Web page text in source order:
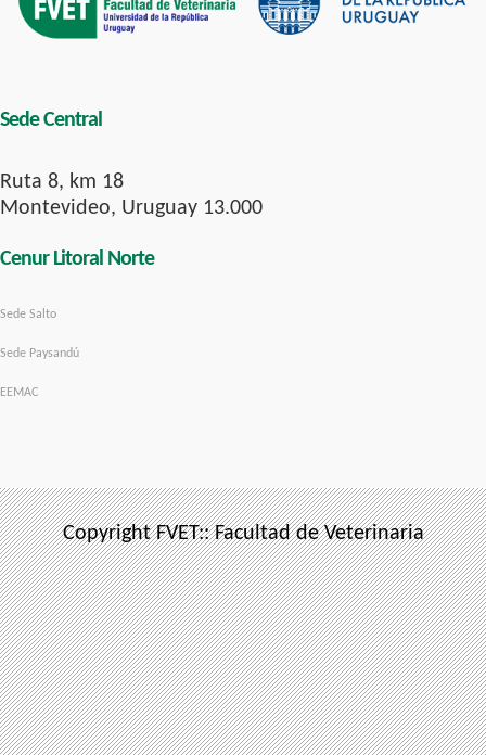
Sede Central
Ruta 8, km 18
Montevideo, Uruguay 13.000
Cenur Litoral Norte
Sede Salto
Sede Paysandú
EEMAC
Copyright FVET:: Facultad de Veterinaria